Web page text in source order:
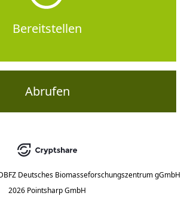
Bereitstellen
Abrufen
Deutsches Biomasseforschungszentrum gGmbH
2026 Pointsharp GmbH